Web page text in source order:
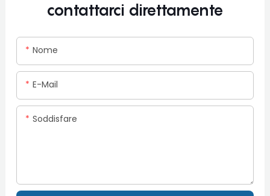
contattarci direttamente
Nome
E-Mail
Soddisfare